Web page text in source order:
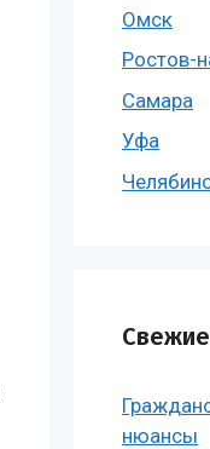
Омск
Ростов-
Самара
Уфа
нюансы